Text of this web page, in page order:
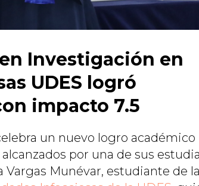
Investigación en
UDES logró
impacto 7.5
un nuevo logro académico
por una de sus
Vargas Munévar, estudiante de la